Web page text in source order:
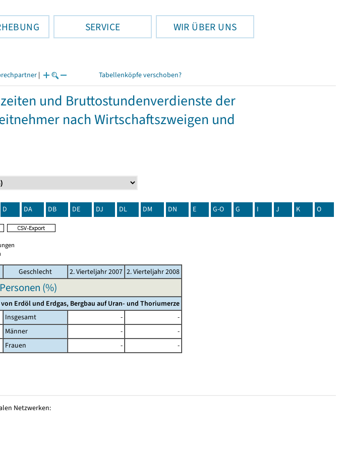
SERVICE WIR ÜBER UNS
| Tabellenköpfe verschoben?
und Bruttostundenverdienste der
nach Wirtschaftszweigen und
D DA DB DE DJ DL DM DN E G-O G I J K O
Geschlecht 2. Vierteljahr 2007 2. Vierteljahr 2008
(%)
Erdöl und Erdgas, Bergbau auf Uran- und Thoriumerze
Insgesamt
-
-
Männer
-
-
Frauen
- -
Netzwerken: